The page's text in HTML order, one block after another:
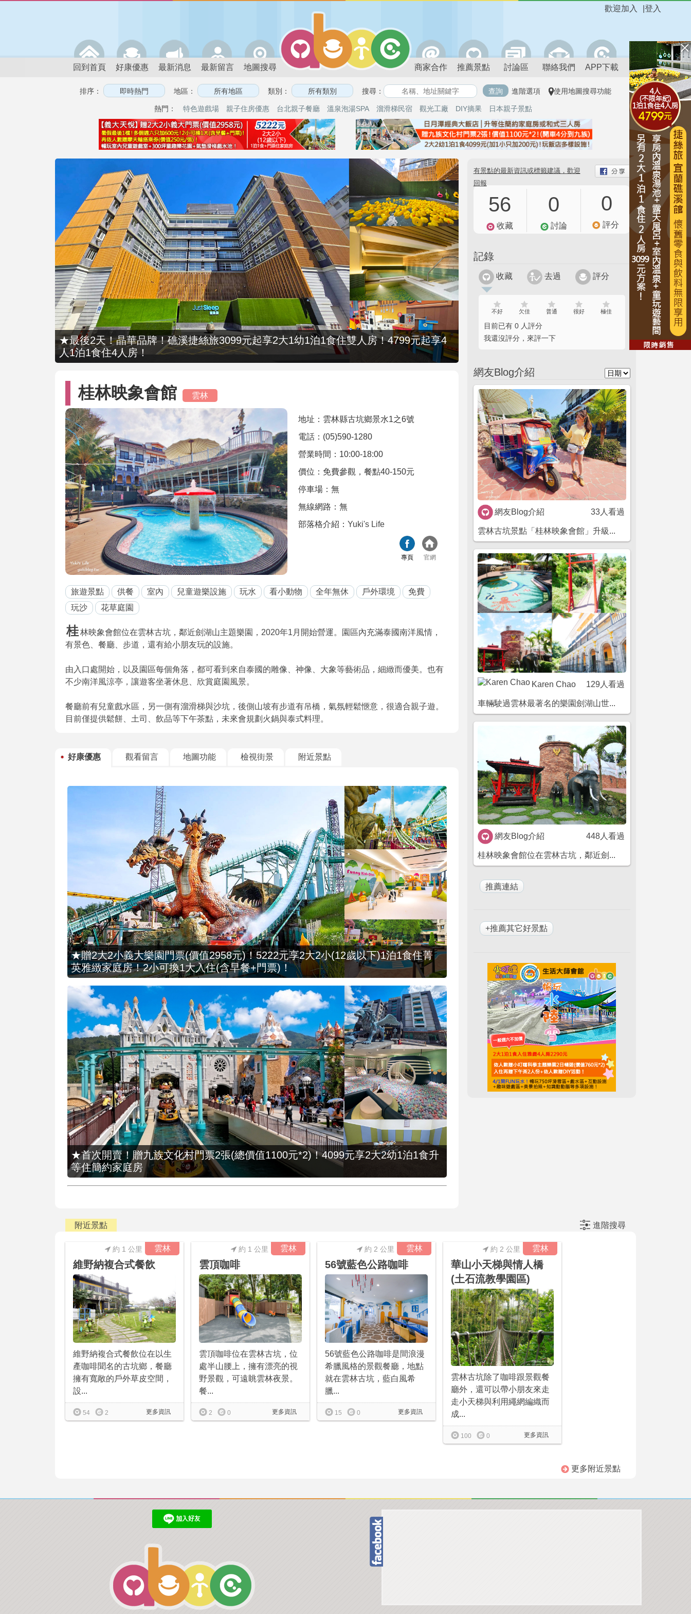
登入
歡迎加入
回到首頁 好康優惠 最新消息 最新留言 地圖搜尋 商家合作 推薦景點 討論區 聯絡我們 APP下載
排序： 地區： 類別： 搜尋： 進階選項 使用地圖搜尋功能
熱門： 特色遊戲場 親子住房優惠 台北親子餐廳 溫泉泡湯SPA 溜滑梯民宿 觀光工廠 DIY摘果 日本親子景點
★最後2天！晶華品牌！礁溪捷絲旅3099元起享2大1幼1泊1食住雙人房！4799元起享4
人1泊1食住4人房！
桂林映象會館 雲林
地址：雲林縣古坑鄉景水1之6號
電話：(05)590-1280
營業時間：10:00-18:00
價位：免費參觀，餐點40-150元
停車場：無
無線網路：無
部落格介紹：Yuki's Life
專頁 官網
旅遊景點 供餐 室內 兒童遊樂設施 玩水 看小動物 全年無休 戶外環境
免費
玩沙
花草庭園
桂林映象會館位在雲林古坑，鄰近劍湖山主題樂園，2020年1月開始營運。園區內充滿泰國南洋風情，
有景色、餐廳、步道，還有給小朋友玩的設施。
由入口處開始，以及園區每個角落，都可看到來自泰國的雕像、神像、大象等藝術品，細緻而優美。也有
不少南洋風涼亭，讓遊客坐著休息、欣賞庭園風景。
餐廳前有兒童戲水區，另一側有溜滑梯與沙坑，後側山坡有步道有吊橋，氣氛輕鬆愜意，很適合親子遊。
目前僅提供鬆餅、土司、飲品等下午茶點，未來會規劃火鍋與泰式料理。
好康優惠 觀看留言 地圖功能 檢視街景 附近景點
★贈2大2小義大樂園門票(價值2958元)！5222元享2大2小(12歲以下)1泊1食住菁
英雅緻家庭房！2小可換1大入住(含早餐+門票)！
★首次開賣！贈九族文化村門票2張(總價值1100元*2)！4099元享2大2幼1泊1食升
等住簡約家庭房
有景點的最新資訊或標籤建議，歡迎
回報
56
收藏
0
討論
0
評分
記錄
收藏 去過 評分
不好 欠佳 普通 很好 極佳
目前已有 0 人評分
我還沒評分，來評一下
網友Blog介紹
網友Blog介紹 33人看過
雲林古坑景點「桂林映象會館」升級...
Karen Chao 129人看過
車輛駛過雲林最著名的樂園劍湖山世...
網友Blog介紹 448人看過
桂林映象會館位在雲林古坑，鄰近劍...
+推薦其它好景點
附近景點 進階搜尋
雲林
約 1 公里
維野納複合式餐飲
維野納複合式餐飲位在以生
產咖啡聞名的古坑鄉，餐廳
擁有寬敞的戶外草皮空間，
設...
更多資訊
54 2
雲林
約 1 公里
雲頂咖啡
雲頂咖啡位在雲林古坑，位
處半山腰上，擁有漂亮的視
野景觀，可遠眺雲林夜景。
餐...
更多資訊
2 0
雲林
約 2 公里
56號藍色公路咖啡
56號藍色公路咖啡是間浪漫
希臘風格的景觀餐廳，地點
就在雲林古坑，藍白風希
臘...
更多資訊
15 0
雲林
約 2 公里
華山小天梯與情人橋
(土石流教學園區)
雲林古坑除了咖啡跟景觀餐
廳外，還可以帶小朋友來走
走小天梯與利用繩網編織而
成...
更多資訊
100 0
更多附近景點